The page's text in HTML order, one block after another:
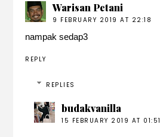
Warisan Petani
9 FEBRUARY 2019 AT 22:18
nampak sedap3
REPLY
REPLIES
budakvanilla
15 FEBRUARY 2019 AT 01:51